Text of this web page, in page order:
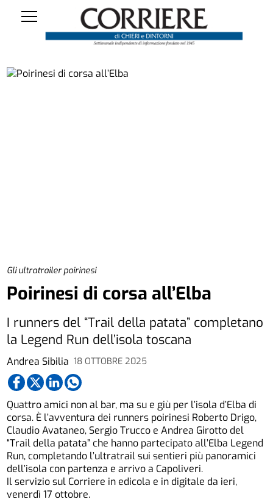
Gli ultratrailer poirinesi
Andrea Sibilia 18 OTTOBRE 2025
Poirinesi di corsa all’Elba
I runners del “Trail della patata” completano
la Legend Run dell’isola toscana
Quattro amici non al bar, ma su e giù per l’isola d’Elba di
corsa. È l’avventura dei runners poirinesi Roberto Drigo,
Claudio Avataneo, Sergio Trucco e Andrea Girotto del
“Trail della patata” che hanno partecipato all’Elba Legend
Run, completando l’ultratrail sui sentieri più panoramici
dell’isola con partenza e arrivo a Capoliveri.
Il servizio sul Corriere in edicola e in digitale da ieri,
venerdì 17 ottobre.